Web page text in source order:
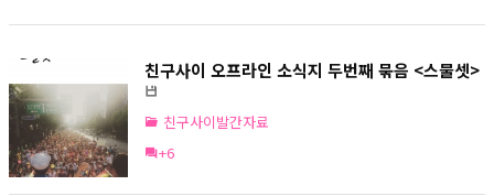
친구사이 오프라인 소식지 두번째 묶음 <스물셋>
친구사이발간자료
+6